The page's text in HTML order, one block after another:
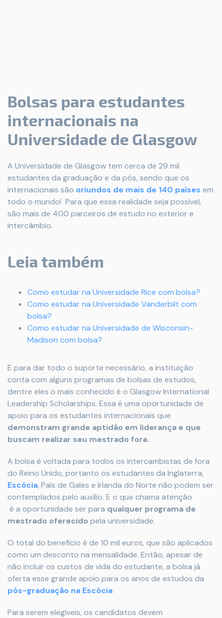
Bolsas para estudantes
internacionais na
Universidade de Glasgow
A Universidade de Glasgow tem cerca de 29 mil
estudantes da graduação e da pós, sendo que os
internacionais são oriundos de mais de 140 países em
todo o mundo! Para que essa realidade seja possível,
são mais de 400 parceiros de estudo no exterior e
intercâmbio.
Leia também
Como estudar na Universidade Rice com bolsa?
Como estudar na Universidade Vanderbilt com
bolsa?
Como estudar na Universidade de Wisconsin-
Madison com bolsa?
E para dar todo o suporte necessário, a instituição
conta com alguns programas de bolsas de estudos,
dentre eles o mais conhecido é o Glasgow International
Leadership Scholarships. Essa é uma oportunidade de
apoio para os estudantes internacionais que
demonstram grande aptidão em liderança e que
buscam realizar seu mestrado fora.
A bolsa é voltada para todos os intercambistas de fora
do Reino Unido, portanto os estudantes da Inglaterra,
Escócia, País de Gales e Irlanda do Norte não podem ser
contemplados pelo auxílio. E o que chama atenção
é a oportunidade ser para qualquer programa de
mestrado oferecido pela universidade.
O total do benefício é de 10 mil euros, que são aplicados
como um desconto na mensalidade. Então, apesar de
não incluir os custos de vida do estudante, a bolsa já
oferta esse grande apoio para os anos de estudos da
pós-graduação na Escócia
Para serem elegíveis, os candidatos devem